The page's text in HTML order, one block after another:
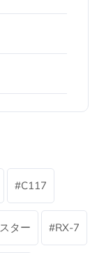
C117
ター RX-7